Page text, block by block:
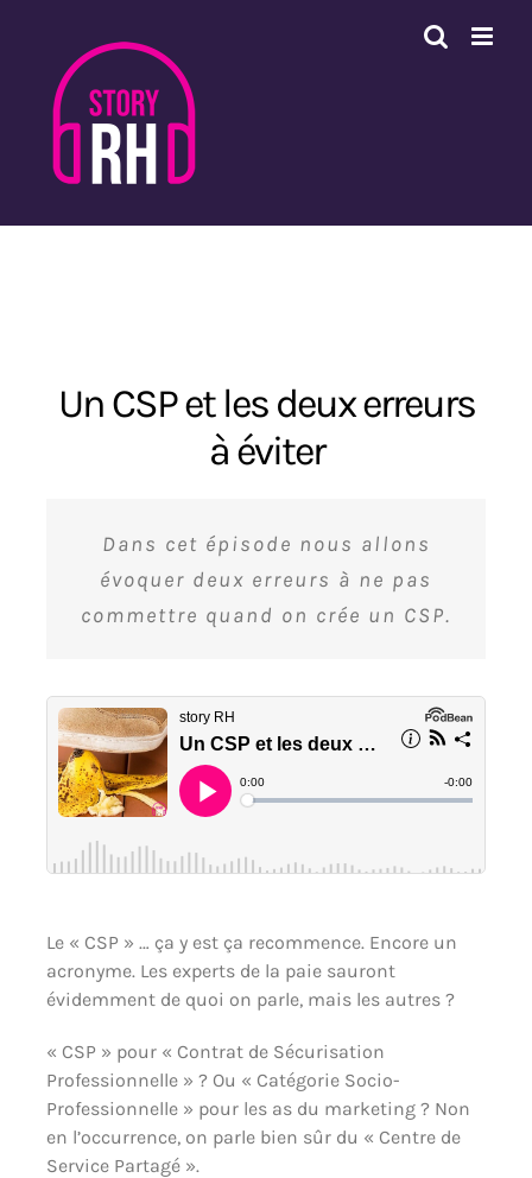
contenu
Un CSP et les deux erreurs
à éviter
Dans cet épisode nous allons
évoquer deux erreurs à ne pas
commettre quand on crée un CSP.
Le « CSP » … ça y est ça recommence. Encore un
acronyme. Les experts de la paie sauront
évidemment de quoi on parle, mais les autres ?
« CSP » pour « Contrat de Sécurisation
Professionnelle » ? Ou « Catégorie Socio-
Professionnelle » pour les as du marketing ? Non
en l’occurrence, on parle bien sûr du « Centre de
Service Partagé ».